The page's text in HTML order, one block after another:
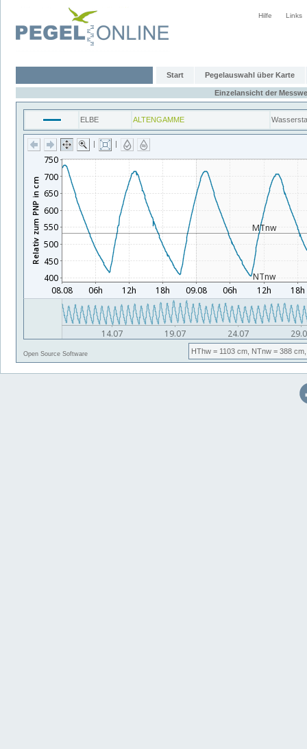
Hilfe Links
Start Pegelauswahl über Karte
Einzelansicht der
ELBE ALTENGAMME
| |
Open Source Software HThw = 1103 cm, NTnw = 388 cm,